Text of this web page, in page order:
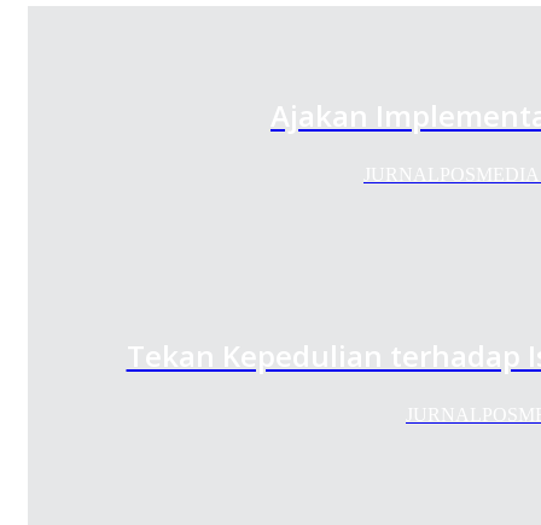
Ajakan
Tekan Kepedulian terhadap